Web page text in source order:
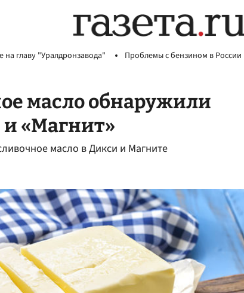
на главу "Уралдронзавода" Проблемы с бензином в России
масло обнаружили
и «Магнит»
масло в Дикси и Магните